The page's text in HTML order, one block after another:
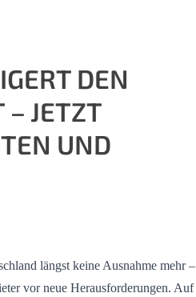
DEN
JETZT
UND
längst keine Ausnahme mehr –
vor neue Herausforderungen. Auf